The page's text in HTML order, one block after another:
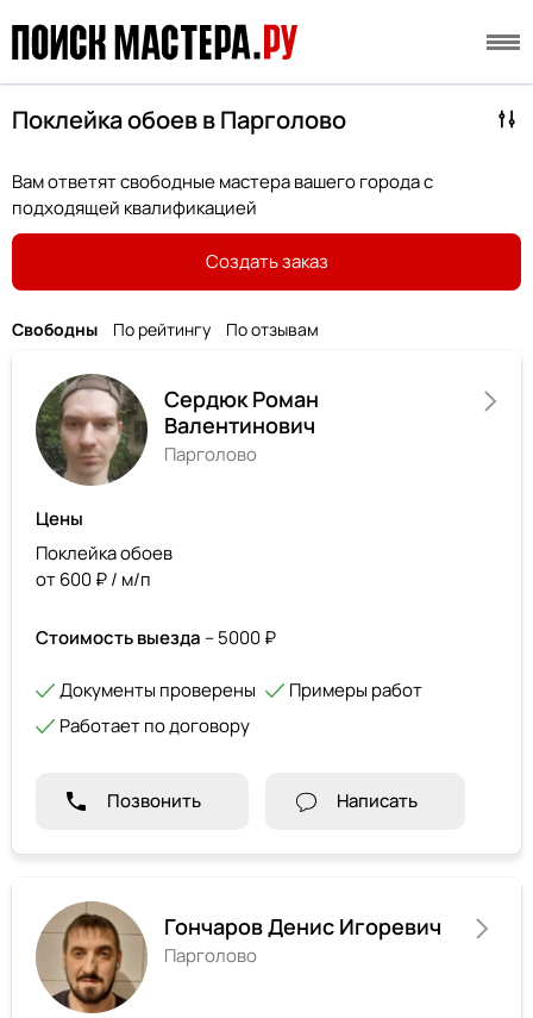
Поклейка обоев в Парголово
Вам ответят свободные мастера вашего города с
подходящей квалификацией
Создать заказ
Свободны По рейтингу По отзывам
Сердюк Роман
Валентинович
Парголово
Цены
Поклейка обоев
от 600 ₽ / м/п
Стоимость выезда – 5000 ₽
Документы проверены
Примеры работ
Работает по договору
Позвонить Написать
Гончаров Денис Игоревич
Парголово